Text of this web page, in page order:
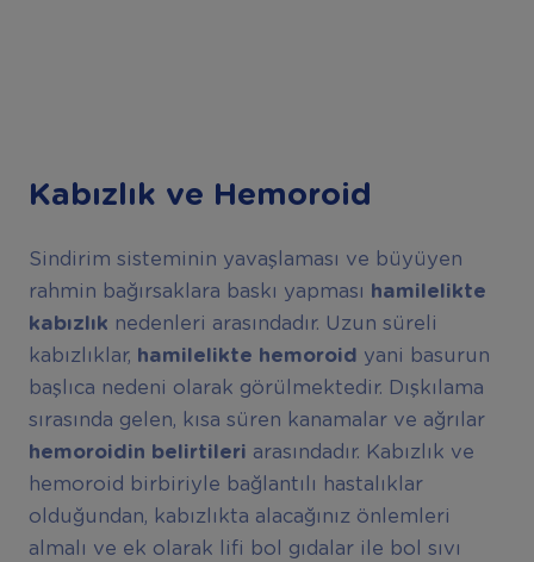
Kabızlık ve Hemoroid
Sindirim sisteminin yavaşlaması ve büyüyen
rahmin bağırsaklara baskı yapması
hamilelikte
kabızlık nedenleri arasındadır. Uzun süreli
kabızlıklar, hamilelikte hemoroid
yani basurun
başlıca nedeni olarak görülmektedir. Dışkılama
sırasında gelen, kısa süren kanamalar ve ağrılar
hemoroidin belirtileri arasındadır. Kabızlık ve
hemoroid birbiriyle bağlantılı hastalıklar
olduğundan, kabızlıkta alacağınız önlemleri
almalı ve ek olarak lifi bol gıdalar ile bol sıvı